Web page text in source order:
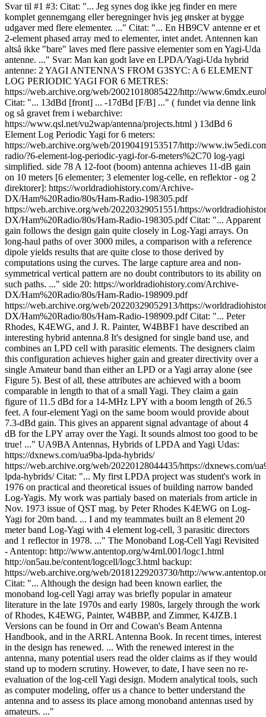
Svar til #1 #3: Citat: "... Jeg synes dog ikke jeg finder en mere
komplet gennemgang eller beregninger hvis jeg ønsker at bygge
udgaver med flere elementer. ..." Citat: "... En HB9CV antenne er et
2-element phased array med to elementer, intet andet. Antennen kan
altså ikke "bare" laves med flere passive elementer som en Yagi-Uda
antenne. ..." Svar: Man kan godt lave en LPDA/Yagi-Uda hybrid
antenne: 2 YAGI ANTENNA'S FROM G3SYC: A 6 ELEMENT
LOG PERIODIC YAGI FOR 6 METRES:
https://web.archive.org/web/20021018085422/http://
Citat: "... 13dBd [front] ... -17dBd [F/B] ..." ( fundet via denne link
og så gravet frem i webarchive:
https://www.qsl.net/vu2wap/antenna/projects.html ) 13dBd 6
Element Log Periodic Yagi for 6 meters:
https://web.archive.org/web/20190419153517/http://
radio/?6-element-log-periodic-yagi-for-6-meters%2C70 log-yagi
simplified. side 78 A 12-foot (boom) antenna achieves 11-dB gain
on 10 meters [6 elementer; 3 elementer log-celle, en reflektor - og 2
direktorer]: https://worldradiohistory.com/Archive-
DX/Ham%20Radio/80s/Ham-Radio-198305.pdf
https://web.archive.org/web/20220329051551/https://
DX/Ham%20Radio/80s/Ham-Radio-198305.pdf Citat: "... Apparent
gain follows the design gain quite closely in Log-Yagi arrays. On
long-haul paths of over 3000 miles, a comparison with a reference
dipole yields results that are quite close to those derived by
computations using the curves. The large capture area and non-
symmetrical vertical pattern are no doubt contributors to its ability on
such paths. ..." side 20: https://worldradiohistory.com/Archive-
DX/Ham%20Radio/80s/Ham-Radio-198909.pdf
https://web.archive.org/web/20220329052913/https://
DX/Ham%20Radio/80s/Ham-Radio-198909.pdf Citat: "... Peter
Rhodes, K4EWG, and J. R. Painter, W4BBF1 have described an
interesting hybrid antenna.8 It's designed for single band use, and
combines an LPD cell with parasitic elements. The designers claim
this configuration achieves higher gain and greater directivity over a
single Amateur band than either an LPD or a Yagi array alone (see
Figure 5). Best of all, these attributes are achieved with a boom
comparable in length to that of a small Yagi. They claim a gain
figure of 11.5 dBd for a 14-MHz LPY with a boom length of 26.5
feet. A four-element Yagi on the same boom would provide about
7.3-dBd gain. This gives an apparent signal advantage of about 4
dB for the LPY array over the Yagi. It sounds almost too good to be
true! ..." UA9BA Antennas, Hybrids of LPDA and Yagi Udas:
https://dxnews.com/ua9ba-lpda-hybrids/
https://web.archive.org/web/20220128044435/https://dxnews.com/
lpda-hybrids/ Citat: "... My first LPDA project was student's work in
1976 on practical and theoretical issues of building narrow banded
Log-Yagis. My work was partialy based on materials from article in
Nov. 1973 issue of QST mag. by Peter Rhodes K4EWG on Log-
Yagi for 20m band. ... I and my teammates built an 8 element 20
meter band Log-Yagi with 4 element log-cell, 3 parasitic directors
and 1 reflector in 1978. ..." The Monoband Log-Cell Yagi Revisited
- Antentop: http://www.antentop.org/w4rnl.001/logc1.html
http://on5au.be/content/logcell/logc3.html backup:
https://web.archive.org/web/20181229203730/http://
Citat: "... Although the design had been known earlier, the
monoband log-cell Yagi array was briefly popular in amateur
literature in the late 1970s and early 1980s, largely through the work
of Rhodes, K4EWG, Painter, W4BBP, and Zimmer, K4JZB.1
Versions can be found in Orr and Cowan's Beam Antenna
Handbook, and in the ARRL Antenna Book. In recent times, interest
in the design has renewed. ... With the renewed interest in the
antenna, many potential users read the older claims as if they would
stand up to modern scrutiny. However, to date, I have seen no re-
evaluation of the log-cell Yagi design. Modern analytical tools, such
as computer modeling, offer us a chance to better understand the
antenna and to assess its place among monoband antennas used by
amateurs. ..."